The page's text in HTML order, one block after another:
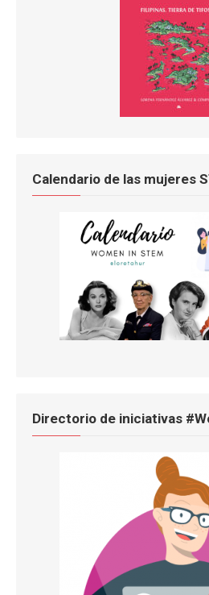
Calendario de las mujeres
Directorio de iniciativas